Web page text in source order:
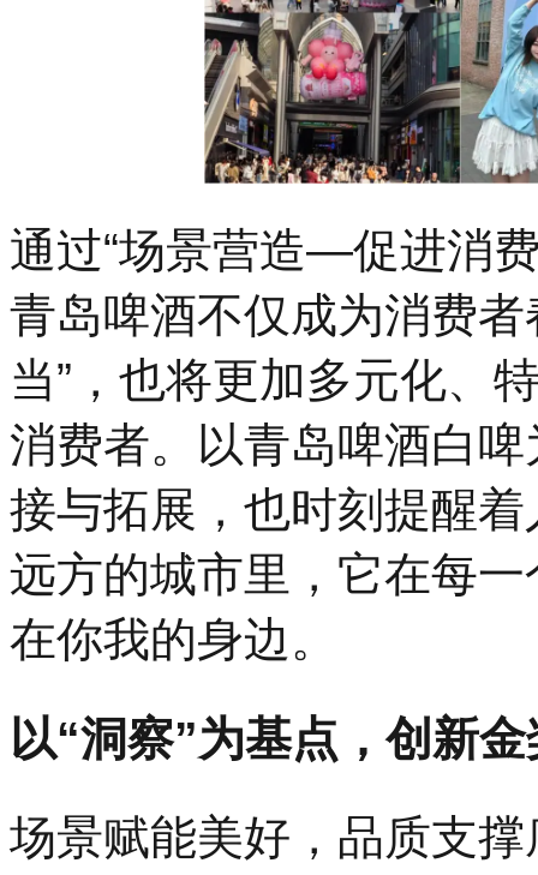
通过“场景营造—促进消
青岛啤酒不仅成为消费
当”，也将更加多元化、
消费者。以青岛啤酒白啤
接与拓展，也时刻提醒
远方的城市里，它在每
在你我的身边。
以“洞察”为基点，创新
场景赋能美好，品质支